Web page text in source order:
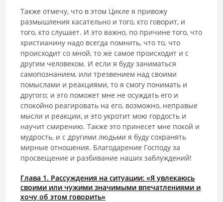
Также отмечу, что в этом Цикле я привожу
размышления касательно и того, кто говорит, и
того, кто слушает. И это важно, по причине того, что
христианину надо всегда помнить, что то, что
происходит со мной, то же самое происходит и с
другим человеком. И если я буду заниматься
самопознанием, или трезвением над своими
помыслами и реакциями, то я смогу понимать и
другого; и это поможет мне не осуждать его и
спокойно реагировать на его, возможно, неправые
мысли и реакции, и это укротит мою гордость и
научит смирению. Также это принесет мне покой и
мудрость, и с другими людьми я буду сохранять
мирные отношения. Благодарение Господу за
просвещение и разбивание наших заблуждений!
Глава 1. Рассуждения на ситуации: «Я увлекаюсь
своими или чужими значимыми впечатлениями и
хочу об этом говорить»